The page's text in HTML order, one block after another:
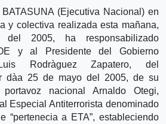
(Ejecutiva Nacional) en
y colectiva realizada esta mañana,
2005, ha responsabilizado
y al Presidente del Gobierno
Rodrà­guez Zapatero, del
dà­a 25 de mayo del 2005, de su
nacional Arnaldo Otegi,
Especial Antiterrorista denominado
“pertenecia a ETA”, estableciendo